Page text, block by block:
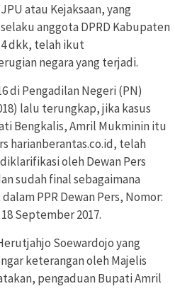
atau Kejaksaan, yang
anggota DPRD Kabupaten
dkk, telah ikut
negara yang terjadi.
di Pengadilan Negeri (PN)
lalu terungkap, jika kasus
Bengkalis, Amril Mukminin itu
harianberantas.co.id, telah
oleh Dewan Pers
sudah final sebagaimana
PPR Dewan Pers, Nomor:
September 2017.
Soewardojo yang
keterangan oleh Majelis
pengaduan Bupati Amril